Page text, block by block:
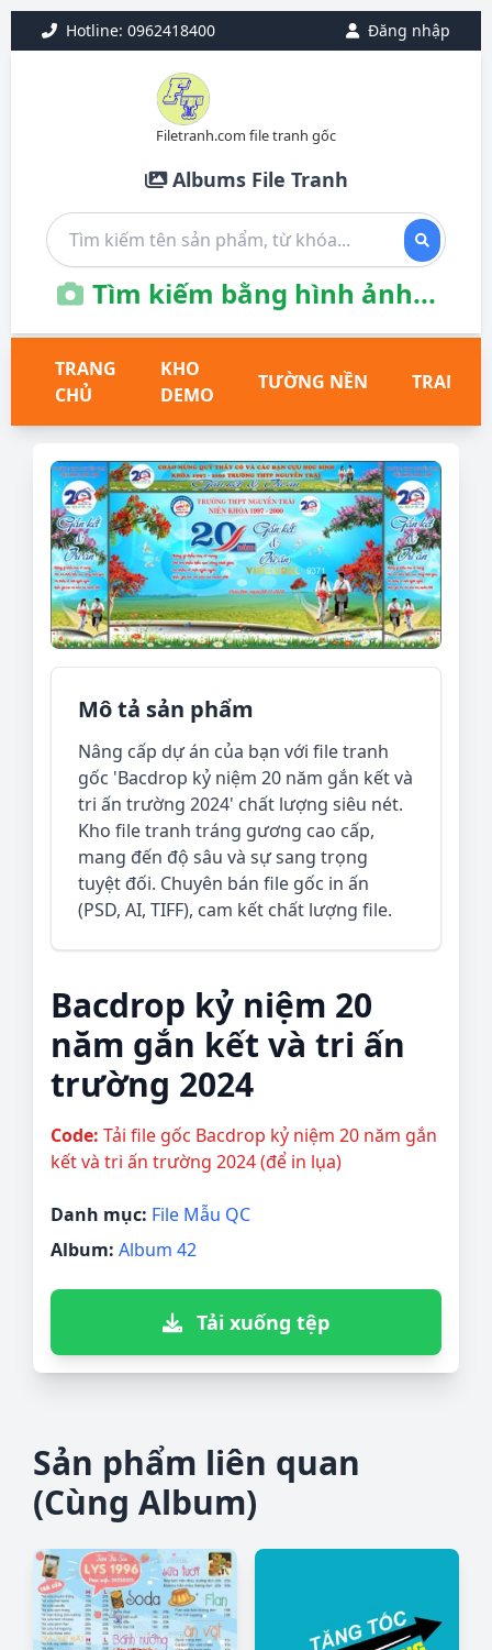
Hotline: 0962418400 Đăng nhập
Filetranh.com file tranh gốc
Albums File Tranh
Tìm kiếm bằng hình ảnh...
TRANG
CHỦ
KHO
DEMO
TƯỜNG NỀN TRANH
Mô tả sản phẩm
Nâng cấp dự án của bạn với file tranh
gốc 'Bacdrop kỷ niệm 20 năm gắn kết và
tri ấn trường 2024' chất lượng siêu nét.
Kho file tranh tráng gương cao cấp,
mang đến độ sâu và sự sang trọng
tuyệt đối. Chuyên bán file gốc in ấn
(PSD, AI, TIFF), cam kết chất lượng file.
Bacdrop kỷ niệm 20
năm gắn kết và tri ấn
trường 2024
Code: Tải file gốc Bacdrop kỷ niệm 20 năm gắn
kết và tri ấn trường 2024 (để in lụa)
Danh mục: File Mẫu QC
Album: Album 42
Tải xuống tệp
Sản phẩm liên quan
(Cùng Album)